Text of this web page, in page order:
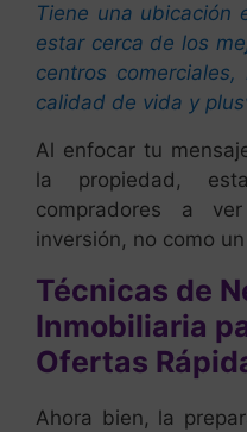
Tiene una ubicación
estar cerca de los
centros
calidad de vida y
Al enfocar tu
la propiedad,
compradores a
inversión, no como
Técnicas de
Inmobiliaria
Ofertas
Ahora bien, la